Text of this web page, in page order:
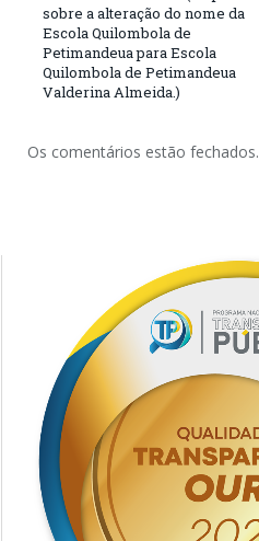
sobre a alteração do nome da
Escola Quilombola de
Petimandeua para Escola
Quilombola de Petimandeua
Valderina Almeida.)
Os comentários estão fechados.